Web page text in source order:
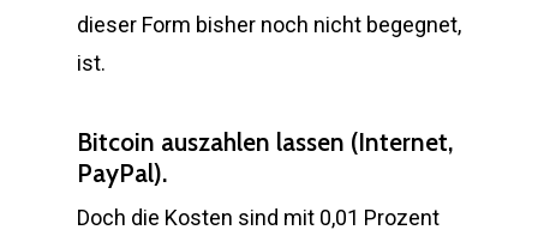
dieser Form bisher noch nicht begegnet,
ist.
Bitcoin auszahlen lassen (Internet,
PayPal).
Doch die Kosten sind mit 0,01 Prozent